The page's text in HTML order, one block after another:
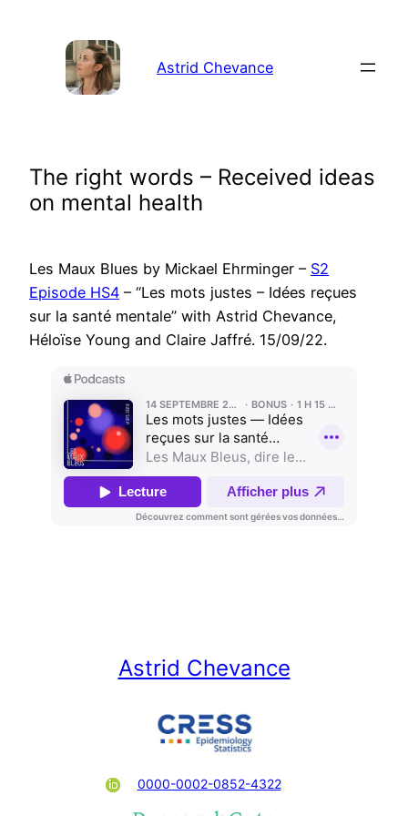
Astrid Chevance
The right words – Received ideas
on mental health
Les Maux Blues by Mickael Ehrminger – S2
Episode HS4 – “Les mots justes – Idées reçues
sur la santé mentale” with Astrid Chevance,
Héloïse Young and Claire Jaffré. 15/09/22.
Astrid Chevance
0000-0002-0852-4322